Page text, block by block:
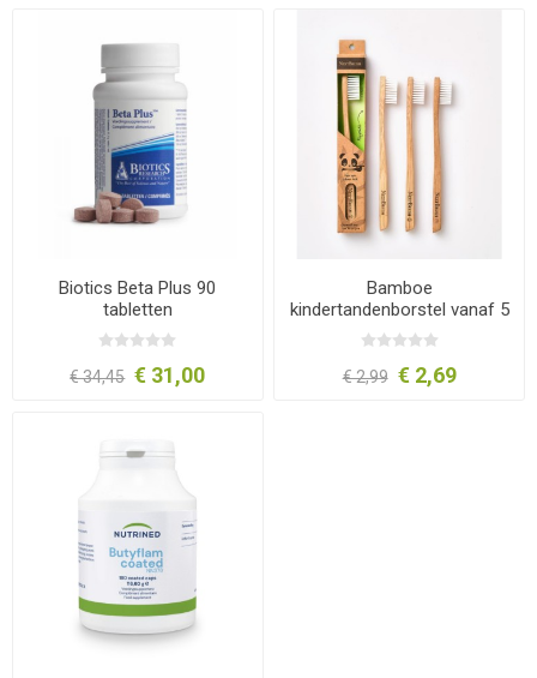
Biotics Beta Plus 90
tabletten
€ 34,45 € 31,00
Bamboe
kindertandenborstel vanaf 5
jaar
€ 2,99 € 2,69